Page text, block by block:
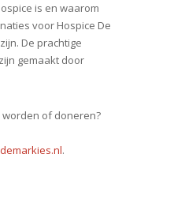
is en waarom
voor Hospice De
De prachtige
gemaakt door
of doneren?
.